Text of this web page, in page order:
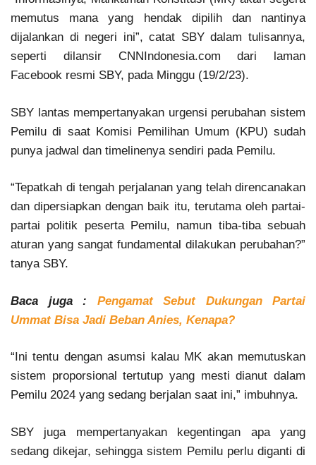
memutus mana yang hendak dipilih dan nantinya
dijalankan di negeri ini”, catat SBY dalam tulisannya,
seperti dilansir CNNIndonesia.com dari laman
Facebook resmi SBY, pada Minggu (19/2/23).
SBY lantas mempertanyakan urgensi perubahan sistem
Pemilu di saat Komisi Pemilihan Umum (KPU) sudah
punya jadwal dan timelinenya sendiri pada Pemilu.
“Tepatkah di tengah perjalanan yang telah direncanakan
dan dipersiapkan dengan baik itu, terutama oleh partai-
partai politik peserta Pemilu, namun tiba-tiba sebuah
aturan yang sangat fundamental dilakukan perubahan?”
tanya SBY.
Baca juga : Pengamat Sebut Dukungan Partai
Ummat Bisa Jadi Beban Anies, Kenapa?
“Ini tentu dengan asumsi kalau MK akan memutuskan
sistem proporsional tertutup yang mesti dianut dalam
Pemilu 2024 yang sedang berjalan saat ini,” imbuhnya.
SBY juga mempertanyakan kegentingan apa yang
sedang dikejar, sehingga sistem Pemilu perlu diganti di